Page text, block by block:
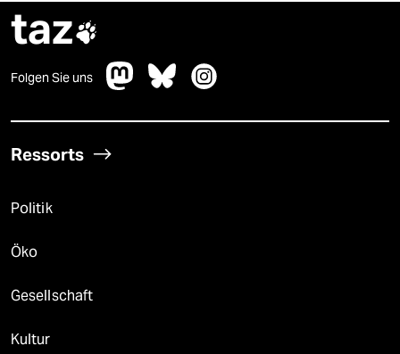
taz
Folgen Sie uns
Ressorts
Politik
Öko
Gesellschaft
Kultur